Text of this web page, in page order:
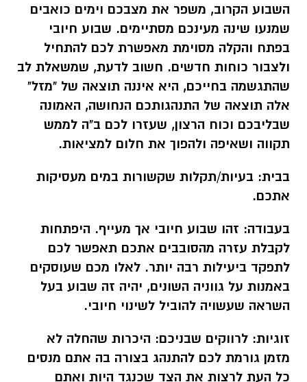
השבוע הקרוב, משפר את מצבכם וימים כואבים
שמנעו שינה מעינכם מסתיימים. שבוע חיובי
בפתח והקלה מסוימת מאפשרת לכם להתחיל
ולצבור כוחות חדשים. חשוב לדעת, שמשאלת לב
שהתגשמה בחייכם, היא איננה תוצאה של "מזל"
אלה תוצאה של התנהגותכם הנחושה, האמונה
שבליבכם וכוח הרצון, שעזרו לכם ב"ה לממש
תקווה ושאיפה ולהפוך את חלום למציאות.
בבית: בעיות/תקלות שקשורות במים מעסיקות
אתכם.
בעבודה: זהו שבוע חיובי אך מעייף. היפתחות
לקבלת עזרה מהסובבים אתכם תאפשר לכם
לתפקד ביעילות רבה יותר. לאלו מכם שעוסקים
באמנות על גווניה השונים, יהיה זה שבוע בעל
השראה שעשויה להוביל לשינוי חיובי.
זוגיות: לרווקים שבניכם: היכרות שהחלה לא
מזמן גורמת לכם להתנהג בצורה בה אתם מנסים
כל העת לרצות את הצד שכנגד היות ואתם